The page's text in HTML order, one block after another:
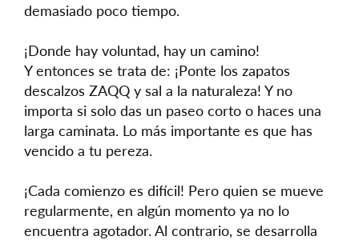
demasiado poco tiempo.
¡Donde hay voluntad, hay un camino!
Y entonces se trata de: ¡Ponte los zapatos
descalzos ZAQQ y sal a la naturaleza! Y no
importa si solo das un paseo corto o haces una
larga caminata. Lo más importante es que has
vencido a tu pereza.
¡Cada comienzo es difícil! Pero quien se mueve
regularmente, en algún momento ya no lo
encuentra agotador. Al contrario, se desarrolla